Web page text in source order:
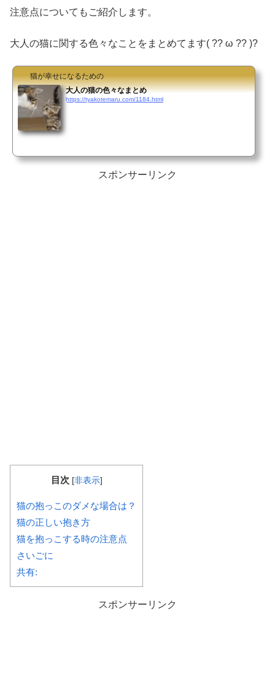
注意点についてもご紹介します。
大人の猫に関する色々なことをまとめてます( ?? ω ?? )?
猫が幸せになるための
大人の猫の色々なまとめ
https://tyakotemaru.com/1184.html
スポンサーリンク
目次 [非表示]
猫の抱っこのダメな場合は？
猫の正しい抱き方
猫を抱っこする時の注意点
さいごに
共有:
スポンサーリンク